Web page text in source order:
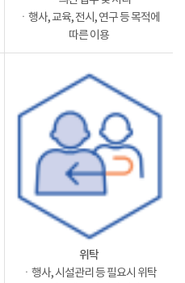
ㆍ행사, 교육, 전시, 연구 등 목적에
따른 이용
위탁
ㆍ행사, 시설관리 등 필요시 위탁